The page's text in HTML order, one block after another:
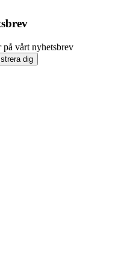
på vårt nyhetsbrev
dig